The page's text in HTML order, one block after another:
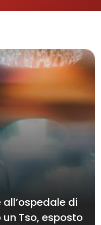
di
Tso, esposto